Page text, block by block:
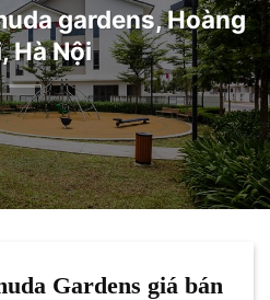
gardens, Hoàng
Hà Nội
Gardens giá bán